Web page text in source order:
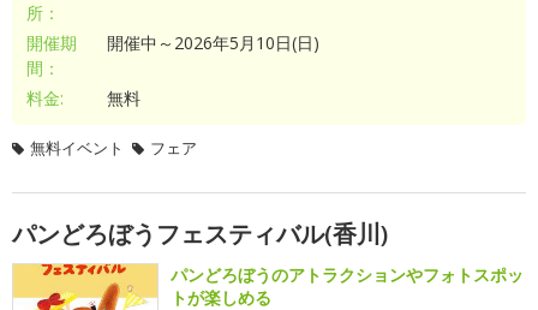
所：
開催期
間：
開催中～2026年5月10日(日)
料金: 無料
無料イベント フェア
パンどろぼうフェスティバル(香川)
パンどろぼうのアトラクションやフォトスポッ
トが楽しめる